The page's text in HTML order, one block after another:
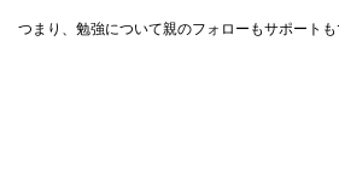
つまり、勉強について親のフォローもサポートも